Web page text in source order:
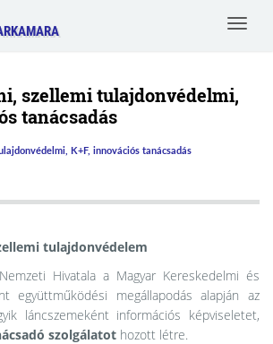
Toggle
szellemi tulajdonvédelmi,
tanácsadás
K+F, innovációs tanácsadás
tulajdonvédelem
Hivatala a Magyar Kereskedelmi és
együttműködési megállapodás alapján az
láncszemeként információs képviseletet,
szolgálatot hozott létre.